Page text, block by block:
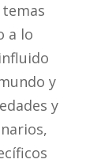
a lo
y
y